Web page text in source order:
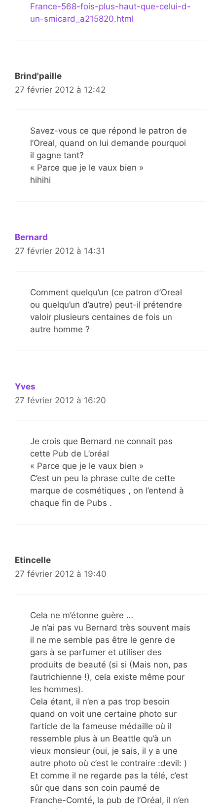
France-568-fois-plus-haut-que-celui-d-
un-smicard_a215820.html
Brind'paille
27 février 2012 à 12:42
Savez-vous ce que répond le patron de
l’Oreal, quand on lui demande pourquoi
il gagne tant?
« Parce que je le vaux bien »
hihihi
Bernard
27 février 2012 à 14:31
Comment quelqu’un (ce patron d’Oreal
ou quelqu’un d’autre) peut-il prétendre
valoir plusieurs centaines de fois un
autre homme ?
Yves
27 février 2012 à 16:20
Je crois que Bernard ne connait pas
cette Pub de L’oréal
« Parce que je le vaux bien »
C’est un peu la phrase culte de cette
marque de cosmétiques , on l’entend à
chaque fin de Pubs .
Etincelle
27 février 2012 à 19:40
Cela ne m’étonne guère …
Je n’ai pas vu Bernard très souvent mais
il ne me semble pas être le genre de
gars à se parfumer et utiliser des
produits de beauté (si si (Mais non, pas
l’autrichienne !), cela existe même pour
les hommes).
Cela étant, il n’en a pas trop besoin
quand on voit une certaine photo sur
l’article de la fameuse médaille où il
ressemble plus à un Beattle qu’à un
vieux monsieur (oui, je sais, il y a une
autre photo où c’est le contraire :devil: )
Et comme il ne regarde pas la télé, c’est
sûr que dans son coin paumé de
Franche-Comté, la pub de l’Oréal, il n’en